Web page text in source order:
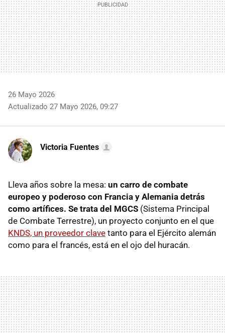
26 Mayo 2026
Actualizado 27 Mayo 2026, 09:27
Victoria Fuentes
Lleva años sobre la mesa: un carro de combate
europeo y poderoso con Francia y Alemania detrás
como artífices. Se trata del MGCS (Sistema Principal
de Combate Terrestre), un proyecto conjunto en el que
KNDS, un proveedor clave tanto para el Ejército alemán
como para el francés, está en el ojo del huracán.